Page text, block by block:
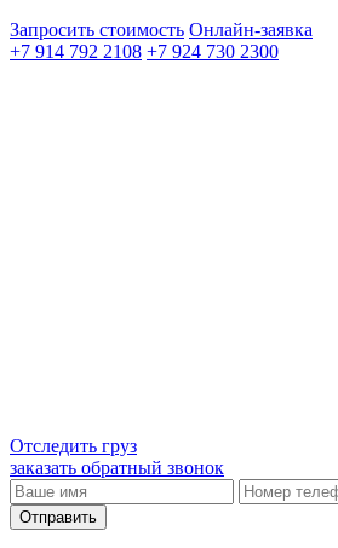
Запросить стоимость Онлайн-заявка
+7 914 792 2108 +7 924 730 2300
Отследить груз
заказать обратный звонок